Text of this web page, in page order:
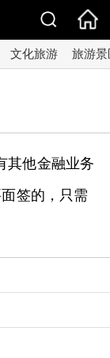
文化旅游 旅游景
其他金融业务
签的，只需